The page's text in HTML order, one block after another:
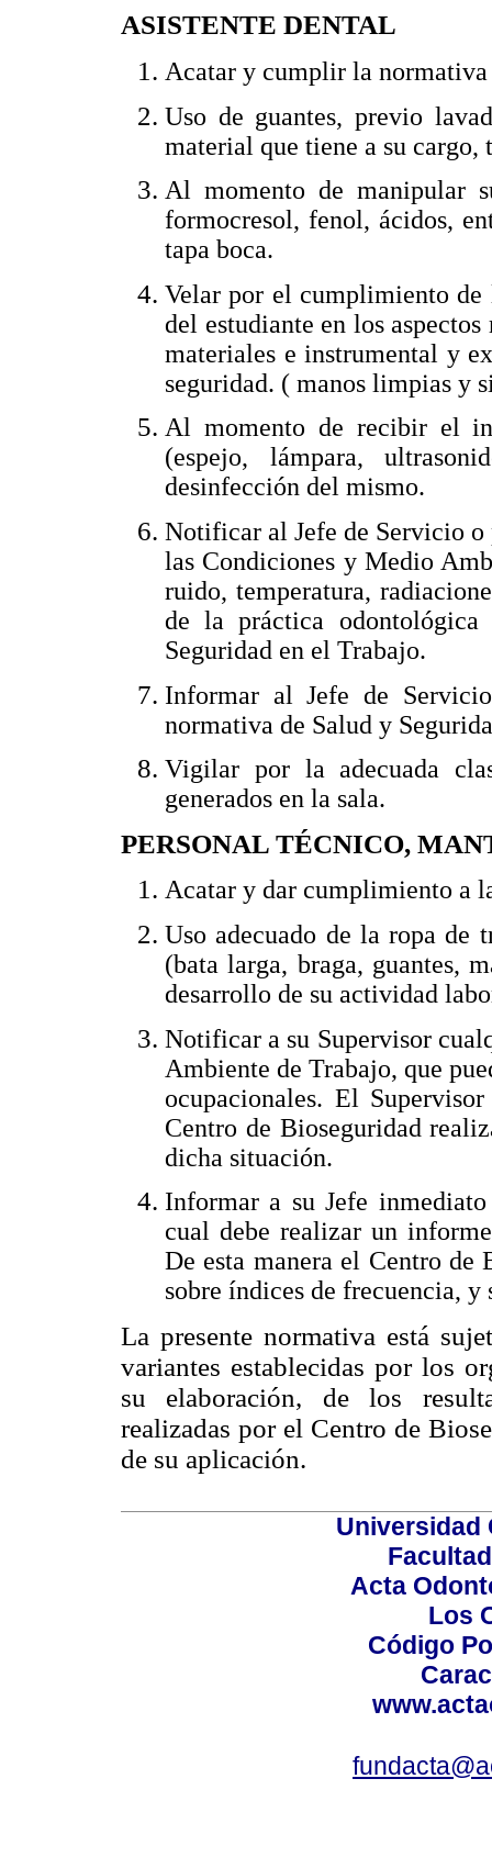
ASISTENTE DENTAL
Acatar y cumplir la normativa
Uso de guantes, previo
material que tiene a su cargo,
Al momento de manipular
formocresol, fenol, ácidos,
tapa boca.
Velar por el cumplimiento de
del estudiante en los
materiales e instrumental y
seguridad. ( manos limpias y
Al momento de recibir el
(espejo, lámpara,
desinfección del mismo.
Notificar al Jefe de Servicio o
las Condiciones y Medio
ruido, temperatura,
de la práctica
Seguridad en el Trabajo.
Informar al Jefe de
normativa de Salud y
Vigilar por la adecuada
generados en la sala.
PERSONAL TÉCNICO,
Acatar y dar cumplimiento a
Uso adecuado de la ropa de
(bata larga, braga, guantes,
desarrollo de su actividad
Notificar a su Supervisor
Ambiente de Trabajo, que
ocupacionales. El
Centro de Bioseguridad
dicha situación.
Informar a su Jefe
cual debe realizar un
De esta manera el Centro
sobre índices de frecuencia,
La presente normativa está
variantes establecidas por los
su elaboración, de los
realizadas por el Centro de
de su aplicación.
Universidad
Acta
Los
Código